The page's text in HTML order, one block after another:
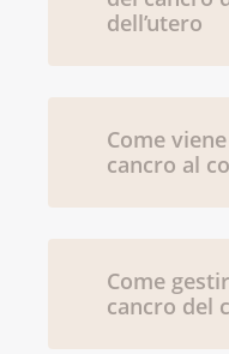
dell’utero
Come
cancro al
Come
cancro del